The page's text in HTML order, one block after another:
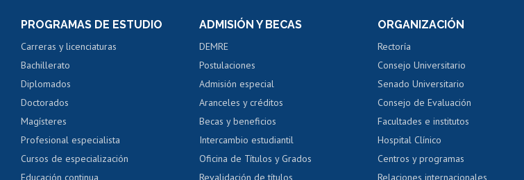
Servicio médico y dental
Pago de arancel y crédito alumnos
Pago de arancel y crédito exalumnos
Certificado de títulos y grados
Perfeccionamiento
Evaluación docente
Calificación académica
Postulación al AUCAI
Mi Uchile Ayuda tecnológica Tarjeta TUI
PROGRAMAS DE ESTUDIO
Carreras y licenciaturas
Bachillerato
Diplomados
Doctorados
Magísteres
Profesional especialista
Cursos de especialización
Educación continua
ADMISIÓN Y BECAS
DEMRE
Postulaciones
Admisión especial
Aranceles y créditos
Becas y beneficios
Intercambio estudiantil
Oficina de Títulos y Grados
Revalidación de títulos
ORGANIZACIÓN
Rectoría
Consejo Universitario
Senado Universitario
Consejo de Evaluación
Facultades e institutos
Hospital Clínico
Centros y programas
Relaciones internacionales